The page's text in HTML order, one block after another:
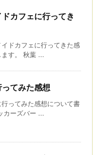
カフェに行ってき
ドカフェに行ってきた感
す。 秋葉 ...
てみた感想
ってみた感想について書
カーズバー ...